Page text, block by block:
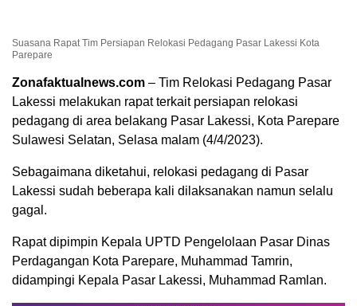
Suasana Rapat Tim Persiapan Relokasi Pedagang Pasar Lakessi Kota
Parepare
Zonafaktualnews.com – Tim Relokasi Pedagang Pasar
Lakessi melakukan rapat terkait persiapan relokasi
pedagang di area belakang Pasar Lakessi, Kota Parepare
Sulawesi Selatan, Selasa malam (4/4/2023).
Sebagaimana diketahui, relokasi pedagang di Pasar
Lakessi sudah beberapa kali dilaksanakan namun selalu
gagal.
Rapat dipimpin Kepala UPTD Pengelolaan Pasar Dinas
Perdagangan Kota Parepare, Muhammad Tamrin,
didampingi Kepala Pasar Lakessi, Muhammad Ramlan.